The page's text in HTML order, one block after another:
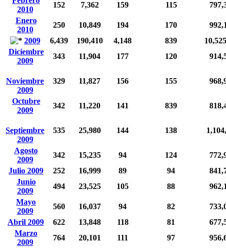
2010
152 7,362 159 115
Enero
2010
250 10,849 194 170
2009
6,439 190,410 4,148 839
Diciembre
2009
343 11,904 177 120
Noviembre
2009
329 11,827 156 155
Octubre
2009
342 11,220 141 839
Septiembre
2009
535 25,980 144 138
Agosto
2009
342 15,235 94 124
Julio 2009
252 16,999 89 94
Junio
2009
494 23,525 105 88
Mayo
2009
560 16,037 94 82
Abril 2009
622 13,848 118 81
Marzo
2009
764 20,101 111 97